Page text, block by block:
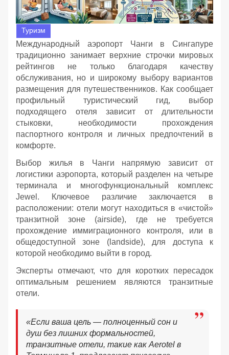
Туризм
Международный аэропорт Чанги в Сингапуре
традиционно занимает верхние строчки мировых
рейтингов не только благодаря качеству
обслуживания, но и широкому выбору вариантов
размещения для путешественников. Как сообщает
профильный туристический гид, выбор
подходящего отеля зависит от длительности
стыковки, необходимости прохождения
паспортного контроля и личных предпочтений в
комфорте.
Выбор жилья в Чанги напрямую зависит от
логистики аэропорта, который разделен на четыре
терминала и многофункциональный комплекс
Jewel. Ключевое различие заключается в
расположении: отели могут находиться в «чистой»
транзитной зоне (airside), где не требуется
прохождение иммиграционного контроля, или в
общедоступной зоне (landside), для доступа к
которой необходимо выйти в город.
Эксперты отмечают, что для коротких пересадок
оптимальным решением являются транзитные
отели.
«Если ваша цель — полноценный сон и
душ без лишних формальностей,
транзитные отели, такие как Aerotel в